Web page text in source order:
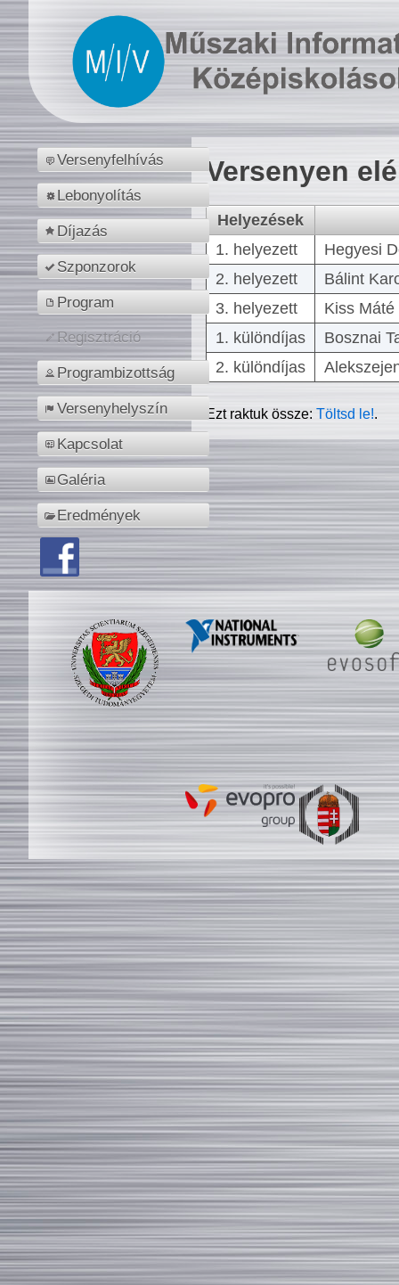
Versenyfelhívás
Lebonyolítás
Díjazás
Szponzorok
Program
Regisztráció
Programbizottság
Versenyhelyszín
Kapcsolat
Galéria
Eredmények
Versenyen
Helyezések
1. helyezett
Hegyesi
2. helyezett
Bálint
3. helyezett
Kiss
1. különdíjas
Bosznai
2. különdíjas
Ezt raktuk össze:Töltsd le!.